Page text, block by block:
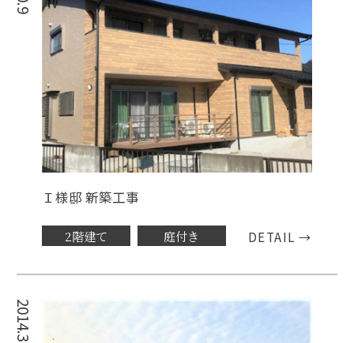
Ｉ様邸 新築工事
2階建て 庭付き DETAIL →
2014.3